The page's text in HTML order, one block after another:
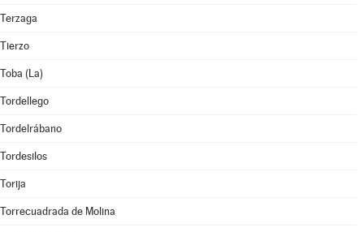
Terzaga
Tierzo
Toba (La)
Tordellego
Tordelrábano
Tordesilos
Torija
Torrecuadrada de Molina